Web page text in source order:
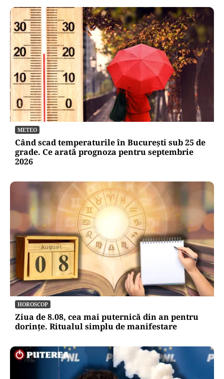
METEO
Când scad temperaturile în București sub 25 de
grade. Ce arată prognoza pentru septembrie
2026
HOROSCOP
Ziua de 8.08, cea mai puternică din an pentru
dorințe. Ritualul simplu de manifestare